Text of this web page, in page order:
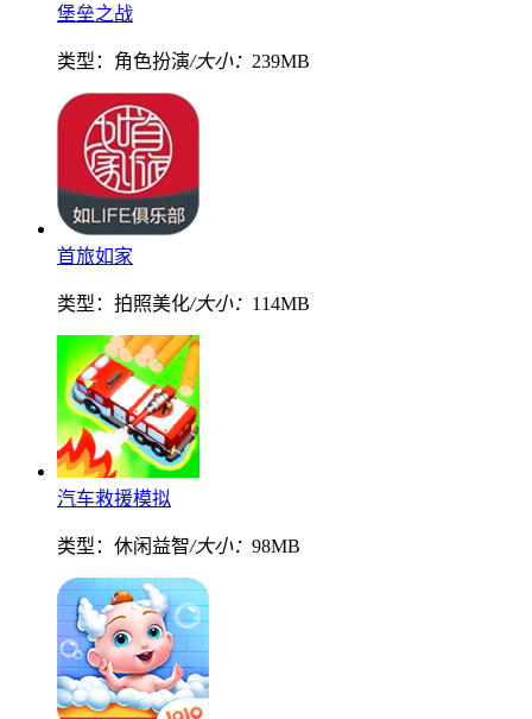
堡垒之战
类型：角色扮演/大小： 239MB
首旅如家
类型：拍照美化/大小： 114MB
汽车救援模拟
类型：休闲益智/大小： 98MB